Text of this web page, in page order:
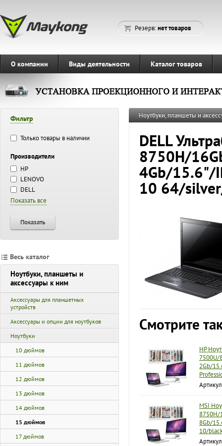
Резерв:нет товаров
О компании Виды деятельности Каталог товаров
Фильтр
Только товары в наличии
Производители
HP
LENOVO
DELL
Показать все
Показать
Весь каталог
Ноутбуки, планшеты и
аксессуары к ним
Аксессуары для планшетных
устройств
Аксессуары и опции для ноутбуков
Ноутбуки
10 дюймов
11 дюймов
12 дюймов
13 дюймов
14 дюймов
15 дюймов
17 дюймов
Ноутбуки, планшеты и
DELL
8750H/
4Gb/15.6"/
10 64/
Смотрите
HP
7500U/
2Gb/
MSI
8750H/
8Gb/
10/